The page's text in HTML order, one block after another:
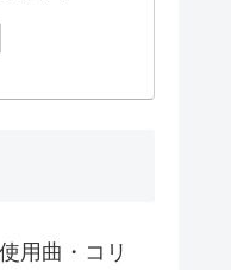
用曲・コリ